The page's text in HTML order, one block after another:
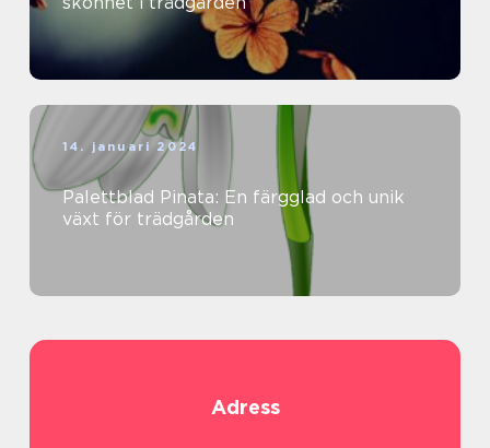
14. januari 2024
Palettblad Pinata: En färgglad och unik
växt för trädgården
Adress